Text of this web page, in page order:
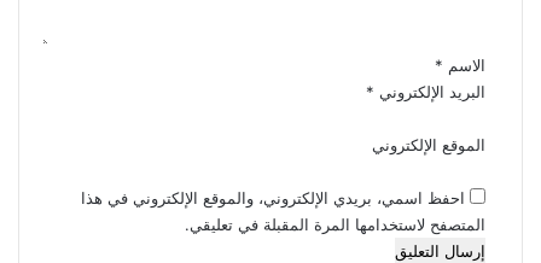
الاسم *
البريد الإلكتروني *
الموقع الإلكتروني
احفظ اسمي، بريدي الإلكتروني، والموقع الإلكتروني في هذا
المتصفح لاستخدامها المرة المقبلة في تعليقي.